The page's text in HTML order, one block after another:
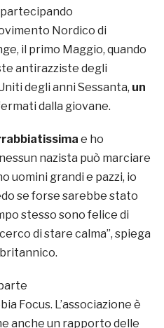
Nordico di
il primo Maggio, quando
antirazziste degli
degli anni Sessanta, un
dalla giovane.
e ho
nazista può marciare
uomini grandi e pazzi, io
se forse sarebbe stato
stesso sono felice di
di stare calma”, spiega
Focus. L’associazione è
anche un rapporto delle